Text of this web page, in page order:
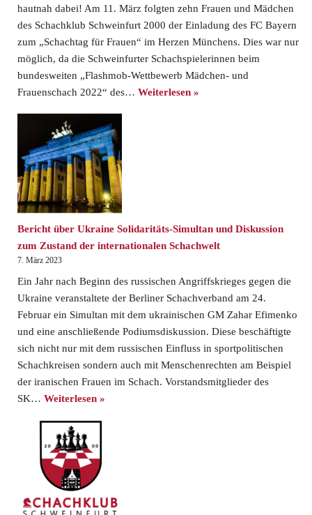
hautnah dabei! Am 11. März folgten zehn Frauen und Mädchen
des Schachklub Schweinfurt 2000 der Einladung des FC Bayern
zum „Schachtag für Frauen“ im Herzen Münchens. Dies war nur
möglich, da die Schweinfurter Schachspielerinnen beim
bundesweiten „Flashmob-Wettbewerb Mädchen- und
Frauenschach 2022“ des… Weiterlesen »
Bericht über Ukraine Solidaritäts-Simultan und Diskussion
zum Zustand der internationalen Schachwelt
7. März 2023
Ein Jahr nach Beginn des russischen Angriffskrieges gegen die
Ukraine veranstaltete der Berliner Schachverband am 24.
Februar ein Simultan mit dem ukrainischen GM Zahar Efimenko
und eine anschließende Podiumsdiskussion. Diese beschäftigte
sich nicht nur mit dem russischen Einfluss in sportpolitischen
Schachkreisen sondern auch mit Menschenrechten am Beispiel
der iranischen Frauen im Schach. Vorstandsmitglieder des
SK… Weiterlesen »